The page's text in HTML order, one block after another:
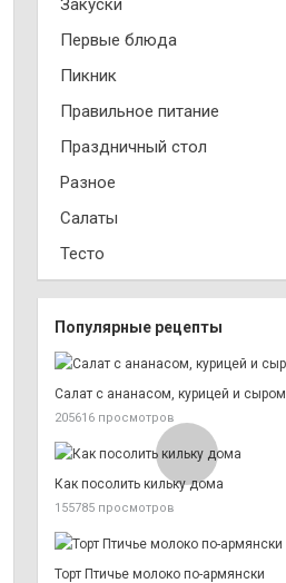
Закуски
Первые блюда
Пикник
Правильное питание
Праздничный стол
Разное
Салаты
Тесто
Популярные рецепты
Салат с ананасом, курицей и сыром
205616 просмотров
Как посолить кильку дома
155785 просмотров
Торт Птичье молоко по-армянски